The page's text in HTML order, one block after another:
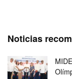
Noticias